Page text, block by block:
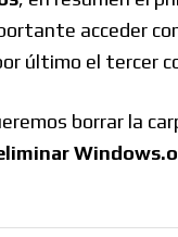
acceder
último el tercer
borrar la